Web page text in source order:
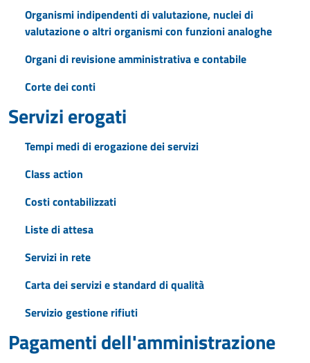
Organismi indipendenti di valutazione, nuclei di
valutazione o altri organismi con funzioni analoghe
Organi di revisione amministrativa e contabile
Corte dei conti
Servizi erogati
Tempi medi di erogazione dei servizi
Class action
Costi contabilizzati
Liste di attesa
Servizi in rete
Carta dei servizi e standard di qualità
Servizio gestione rifiuti
Pagamenti dell'amministrazione